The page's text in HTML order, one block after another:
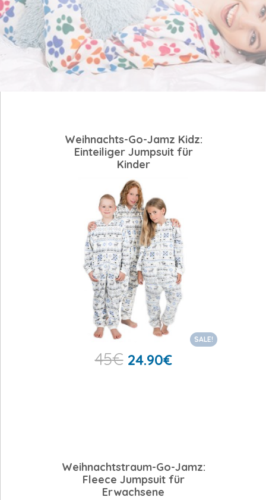
Weihnachts-Go-Jamz Kidz:
Einteiliger Jumpsuit für
Kinder
SALE!
45€ 24.90€
Weihnachtstraum-Go-Jamz:
Fleece Jumpsuit für
Erwachsene